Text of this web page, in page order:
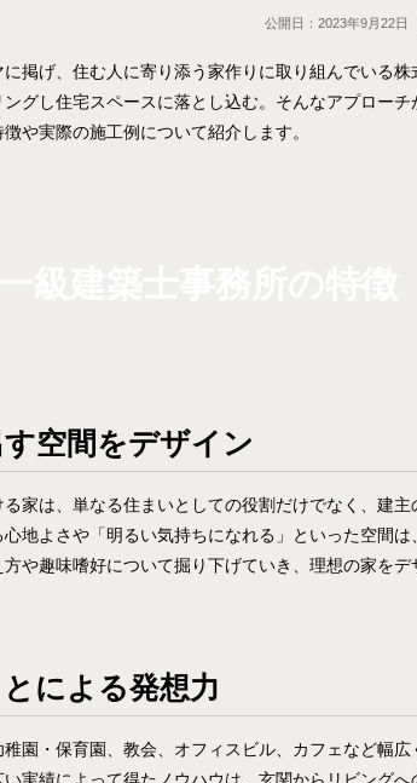
公開日： 2023年9月22日
掲げ、住む人に寄り添う家作りに取り組んでいる株
グし住宅スペースに落とし込む。そんなアプロー
や実際の施工例について紹介します。
空間をデザイン
家は、単なる住まいとしての役割だけでなく、建主
地よさや「明るい気持ちになれる」といった空間
や趣味嗜好について掘り下げていき、理想の家をデ
による発想力
園・保育園、教会、オフィスビル、カフェなど幅